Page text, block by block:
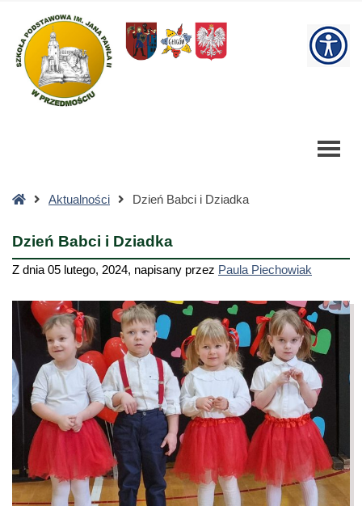
Babci
Dziadka
StronaAktualności Dzień Babci i Dziadka
Dzień Babci i Dziadka
Z dnia 05 lutego, 2024, napisany przez Paula Piechowiak